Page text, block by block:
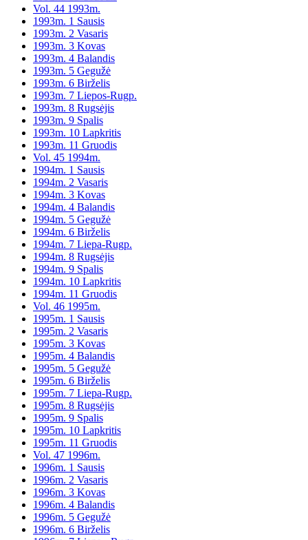
Vol. 44 1993m.
1993m. 1 Sausis
1993m. 2 Vasaris
1993m. 3 Kovas
1993m. 4 Balandis
1993m. 5 Gegužė
1993m. 6 Birželis
1993m. 7 Liepos-Rugp.
1993m. 8 Rugsėjis
1993m. 9 Spalis
1993m. 10 Lapkritis
1993m. 11 Gruodis
Vol. 45 1994m.
1994m. 1 Sausis
1994m. 2 Vasaris
1994m. 3 Kovas
1994m. 4 Balandis
1994m. 5 Gegužė
1994m. 6 Birželis
1994m. 7 Liepa-Rugp.
1994m. 8 Rugsėjis
1994m. 9 Spalis
1994m. 10 Lapkritis
1994m. 11 Gruodis
Vol. 46 1995m.
1995m. 1 Sausis
1995m. 2 Vasaris
1995m. 3 Kovas
1995m. 4 Balandis
1995m. 5 Gegužė
1995m. 6 Birželis
1995m. 7 Liepa-Rugp.
1995m. 8 Rugsėjis
1995m. 9 Spalis
1995m. 10 Lapkritis
1995m. 11 Gruodis
Vol. 47 1996m.
1996m. 1 Sausis
1996m. 2 Vasaris
1996m. 3 Kovas
1996m. 4 Balandis
1996m. 5 Gegužė
1996m. 6 Birželis